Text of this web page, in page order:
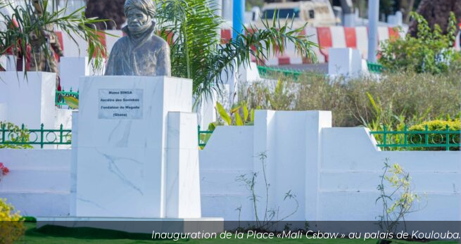
Inauguration de la Place «Mali Cεbaw » au palais de